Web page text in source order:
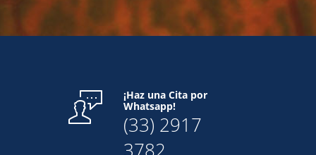
¡Haz una Cita por
Whatsapp!
(33) 2917